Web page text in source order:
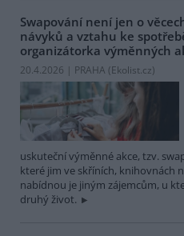
Swapování není jen o
návyků a vztahu ke
organizátorka výměnných
20.4.2026 | PRAHA (Ekolist.cz)
uskuteční výměnné akce, tzv.
které jim ve skříních, knihovnách
nabídnou je jiným zájemcům, u
druhý život.